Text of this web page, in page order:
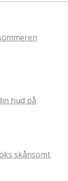
hud på
skånsomt